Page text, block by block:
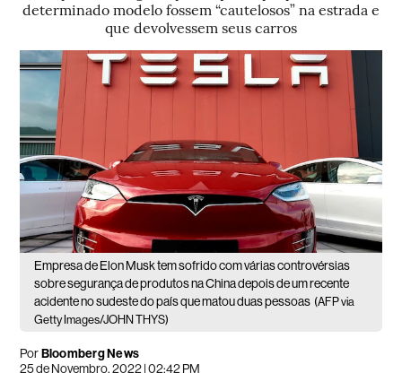
determinado modelo fossem “cautelosos” na estrada e
que devolvessem seus carros
Empresa de Elon Musk tem sofrido com várias controvérsias
sobre segurança de produtos na China depois de um recente
acidente no sudeste do país que matou duas pessoas (AFP via
Getty Images/JOHN THYS)
PorBloomberg News
25 de Novembro, 2022 | 02:42 PM